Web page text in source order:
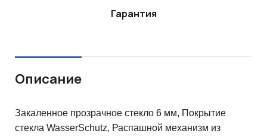
Гарантия
Описание
Закаленное прозрачное стекло 6 мм, Покрытие
стекла WasserSchutz, Распашной механизм из